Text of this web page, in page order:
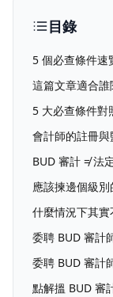
目錄
5 個必查條件速
這篇文章適合誰
5 大必查條件對
會計師的註冊
BUD 審計 ≠ 法
應該揀邊個級別
什麼情況下其實
委聘 BUD 審計
委聘 BUD 審計
點解搵 BUD 審